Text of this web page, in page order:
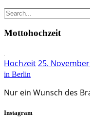
Mottohochzeit
Hochzeit25.
in Berlin
Nur ein Wunsch des
Instagram